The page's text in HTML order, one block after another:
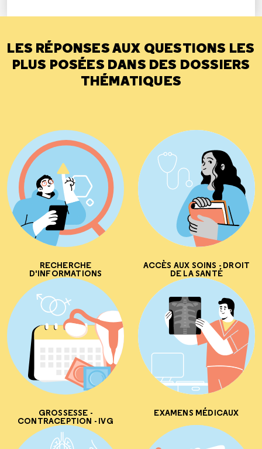
LES RÉPONSES AUX QUESTIONS LES
PLUS POSÉES DANS DES DOSSIERS
THÉMATIQUES
RECHERCHE
D'INFORMATIONS
ACCÈS AUX SOINS - DROIT
DE LA SANTÉ
GROSSESSE -
CONTRACEPTION - IVG
EXAMENS MÉDICAUX